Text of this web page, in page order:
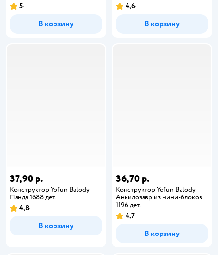
5
В корзину
4,6
В корзину
37,90 р.
Конструктор Yofun Balody
Панда 1688 дет.
4,8
В корзину
36,70 р.
Конструктор Yofun Balody
Анкилозавр из мини-блоков
1196 дет.
4,7
В корзину